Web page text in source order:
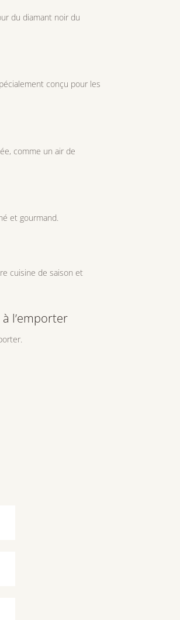
du diamant noir du
conçu pour les
comme un air de
et gourmand.
cuisine de saison et
l’emporter